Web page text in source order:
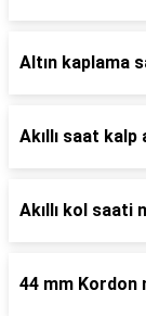
Altın kaplama
Akıllı saat kalp
Akıllı kol saati
44 mm Kordon